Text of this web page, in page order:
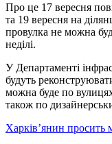
Про це 17 вересня
та 19 вересня на
провулка не можна
неділі.
У Департаменті
будуть
можна буде по
також по
Харків’янин просить